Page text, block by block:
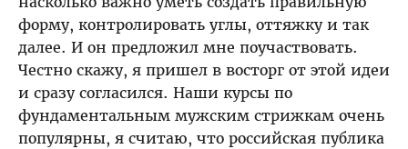
форму, контролировать углы, оттяжку и так
далее. И он предложил мне поучаствовать.
Честно скажу, я пришел в восторг от этой идеи
и сразу согласился. Наши курсы по
фундаментальным мужским стрижкам очень
популярны, я считаю, что российская публика